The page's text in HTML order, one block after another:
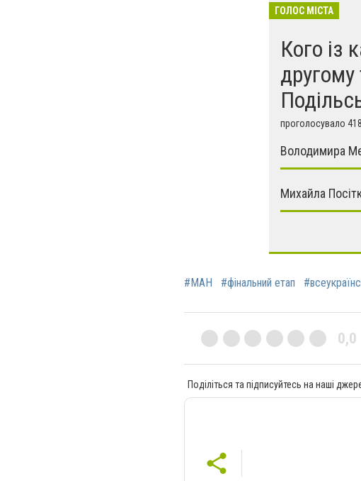
ГОЛОС МІСТА
Кого із
другому
проголосувало 418
Володимира
Михайла
#МАН #фінальний етап
0,0
Поділіться та підписуйтесь на наші